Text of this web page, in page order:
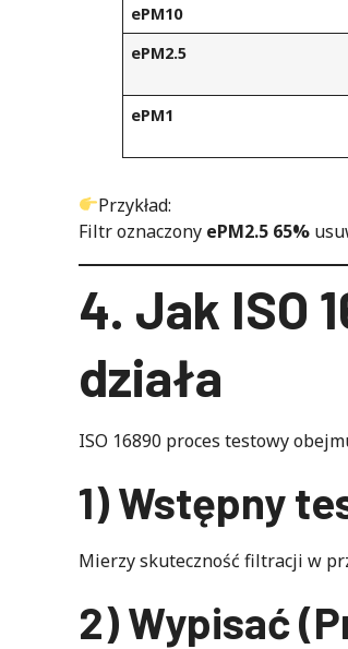
ePM10
ePM2.5
ePM1
Przykład:
Filtr oznaczony ePM2.5 65%
4. Jak ISO
działa
ISO 16890 proces testowy
1) Wstępny
Mierzy skuteczność filtracji w
2) Wypisać